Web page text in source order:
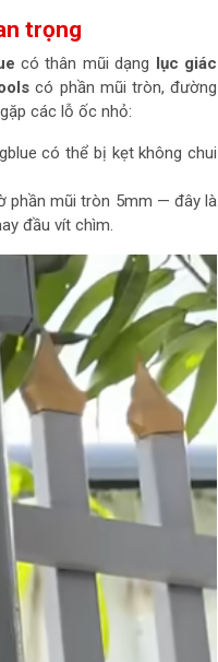
trọng
có thân mũi dạng lục giác
có phần mũi tròn, đường
các lỗ ốc nhỏ:
có thể bị kẹt không chui
phần mũi tròn 5mm — đây là
đầu vít chìm.